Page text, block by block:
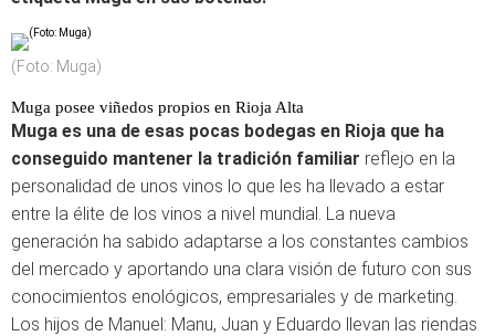
(Foto: Muga)
Muga posee viñedos propios en Rioja Alta
Muga es una de esas pocas bodegas en Rioja que ha
conseguido mantener la tradición familiar reflejo en la
personalidad de unos vinos lo que les ha llevado a estar
entre la élite de los vinos a nivel mundial. La nueva
generación ha sabido adaptarse a los constantes cambios
del mercado y aportando una clara visión de futuro con sus
conocimientos enológicos, empresariales y de marketing.
Los hijos de Manuel: Manu, Juan y Eduardo llevan las riendas